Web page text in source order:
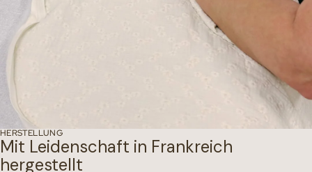
HERSTELLUNG
Mit Leidenschaft in Frankreich
hergestellt